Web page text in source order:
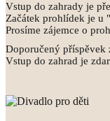
Vstup do zahrady je
Začátek prohlídek je u
Prosíme zájemce o
Doporučený příspěvek
Vstup do zahrad je